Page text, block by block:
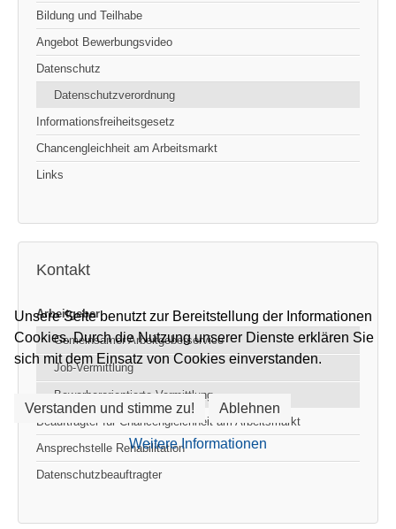
Bildung und Teilhabe
Angebot Bewerbungsvideo
Datenschutz
Datenschutzverordnung
Informationsfreiheitsgesetz
Chancengleichheit am Arbeitsmarkt
Links
Kontakt
Arbeitgeber
Gemeinsamer Arbeitgeberservice
Job-Vermittlung
Bewerberorientierte Vermittlung
Beauftragter für Chancengleichheit am Arbeitsmarkt
Ansprechstelle Rehabilitation
Datenschutzbeauftragter
Unsere Seite benutzt zur Bereitstellung der Informationen
Cookies. Durch die Nutzung unserer Dienste erklären Sie
sich mit dem Einsatz von Cookies einverstanden.
Verstanden und stimme zu! Ablehnen
Weitere Informationen